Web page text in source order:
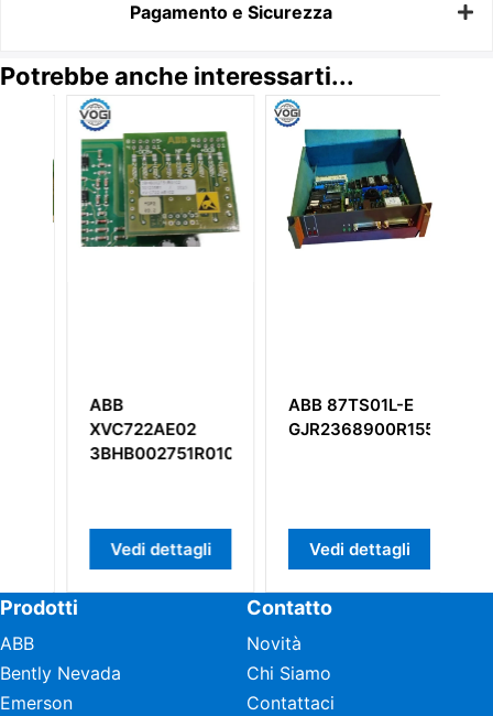
Pagamento e Sicurezza
Potrebbe anche interessarti...
ABB
XVC722AE02
3BHB002751R0102
Vedi dettagli
ABB 87TS01L-E
GJR2368900R1550
Vedi dettagli
Prodotti
ABB
Bently Nevada
Emerson
Contatto
Novità
Chi Siamo
Contattaci